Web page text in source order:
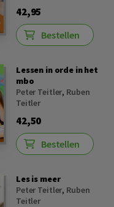
42,95
Bestellen
Lessen in orde in het
mbo
Peter Teitler, Ruben
Teitler
42,50
Bestellen
Les is meer
Peter Teitler, Ruben
Teitler